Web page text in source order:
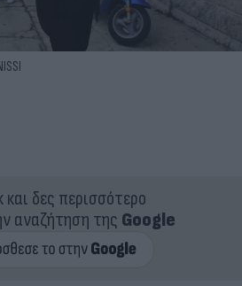
και δες περισσότερο
αναζήτηση της Google